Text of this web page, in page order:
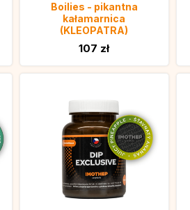
Boilies - pikantna
kałamarnica
(KLEOPATRA)
107 zł